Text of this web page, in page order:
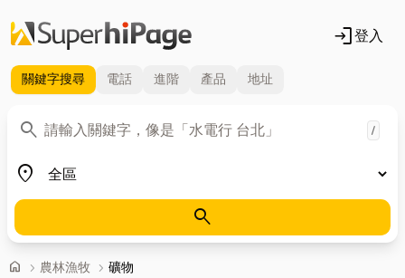
login登入
關鍵字搜尋 電話 進階 產品 地址
search
關鍵字 /
place
地區
search
home 首頁
chevron_right 農林漁牧 chevron_right 礦物